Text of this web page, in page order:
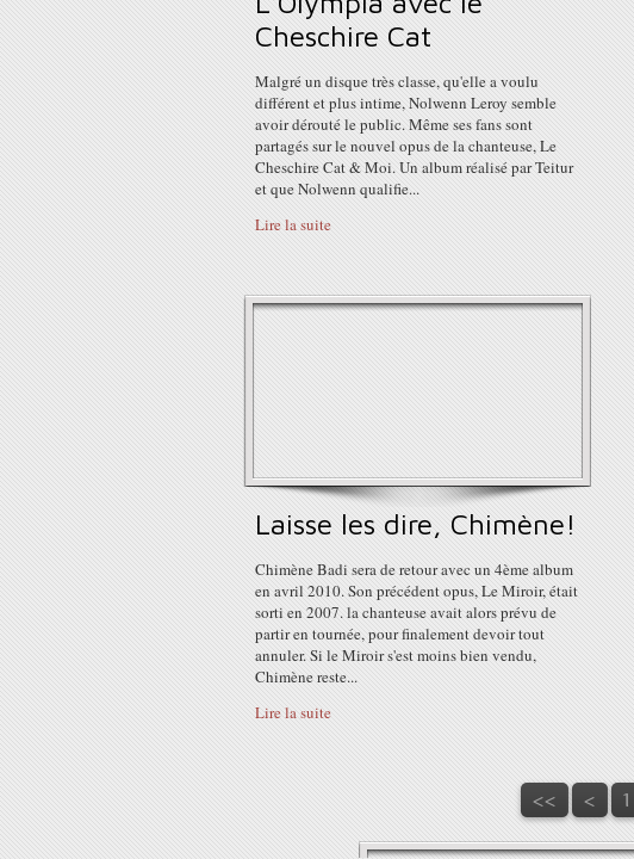
Cheschire Cat
Malgré un disque très classe, qu'elle a voulu
différent et plus intime, Nolwenn Leroy semble
avoir dérouté le public. Même ses fans sont
partagés sur le nouvel opus de la chanteuse, Le
Cheschire Cat & Moi. Un album réalisé par Teitur
et que Nolwenn qualifie...
Lire la suite
Laisse les dire, Chimène!
Chimène Badi sera de retour avec un 4ème album
en avril 2010. Son précédent opus, Le Miroir, était
sorti en 2007. la chanteuse avait alors prévu de
partir en tournée, pour finalement devoir tout
annuler. Si le Miroir s'est moins bien vendu,
Chimène reste...
Lire la suite
<< < 1